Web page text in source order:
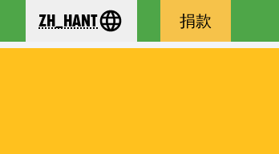
捐款
your language
zh_Hant